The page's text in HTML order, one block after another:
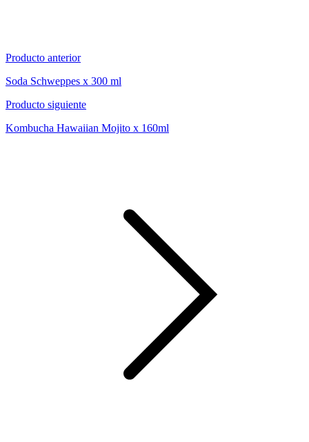
Producto anterior
Soda Schweppes x 300 ml
Producto siguiente
Kombucha Hawaiian Mojito x 160ml